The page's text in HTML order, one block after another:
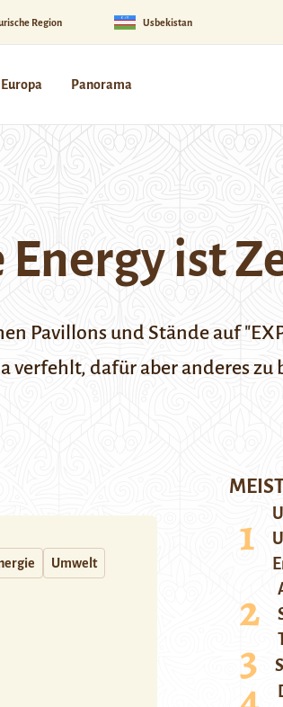
Region Usbekistan
Panorama
Energy ist
Pavillons und Stände auf
verfehlt, dafür aber anderes zu
Umwelt